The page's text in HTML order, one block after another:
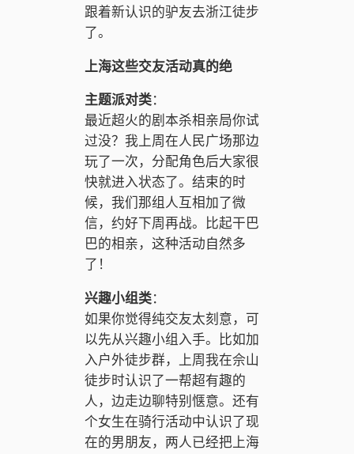
跟着新认识的驴友去浙江徒步
了。
上海这些交友活动真的绝
主题派对类：
最近超火的剧本杀相亲局你试
过没？我上周在人民广场那边
玩了一次，分配角色后大家很
快就进入状态了。结束的时
候，我们那组人互相加了微
信，约好下周再战。比起干巴
巴的相亲，这种活动自然多
了！
兴趣小组类：
如果你觉得纯交友太刻意，可
以先从兴趣小组入手。比如加
入户外徒步群，上周我在佘山
徒步时认识了一帮超有趣的
人，边走边聊特别惬意。还有
个女生在骑行活动中认识了现
在的男朋友，两人已经把上海